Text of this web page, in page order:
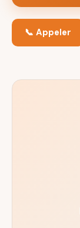
📞 Appeler